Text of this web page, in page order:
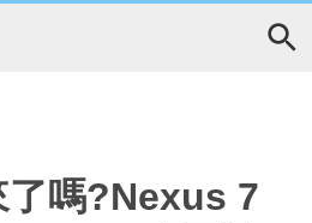
嗎?Nexus 7